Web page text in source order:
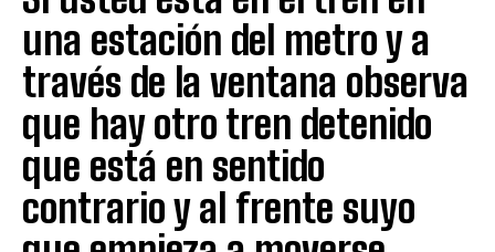
una estación del metro y a
través de la ventana observa
que hay otro tren detenido
que está en sentido
contrario y al frente suyo